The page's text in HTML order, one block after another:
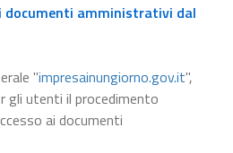
documenti amministrativi dal
"impresainungiorno.gov.it",
gli utenti il procedimento
ai documenti